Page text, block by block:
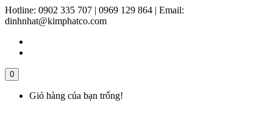
Hotline: 0902 335 707 | 0969 129 864 | Email:
dinhnhat@kimphatco.com
0
Giỏ hàng của bạn trống!